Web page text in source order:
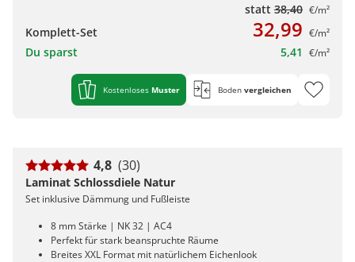
statt 38,40 €/m²
Komplett-Set 32,99 €/m²
Du sparst 5,41 €/m²
Kostenloses Muster Boden vergleichen
4,8 (30)
Laminat Schlossdiele Natur
Set inklusive Dämmung und Fußleiste
8 mm Stärke | NK 32 | AC4
Perfekt für stark beanspruchte Räume
Breites XXL Format mit natürlichem Eichenlook